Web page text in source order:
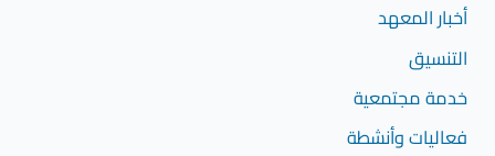
أخبار المعهد
التنسيق
خدمة مجتمعية
فعاليات وأنشطة